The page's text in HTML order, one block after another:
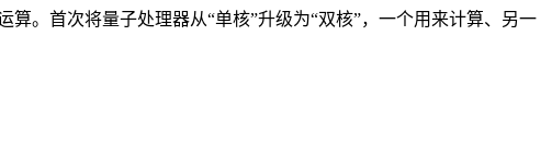
。首次将量子处理器从“单核”升级为“双核”，一个用来计算、另一